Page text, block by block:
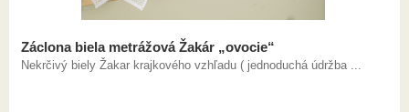
Záclona biela metrážová Žakár „ovocie“
Nekrčivý biely Žakar krajkového vzhľadu ( jednoduchá údržba ...